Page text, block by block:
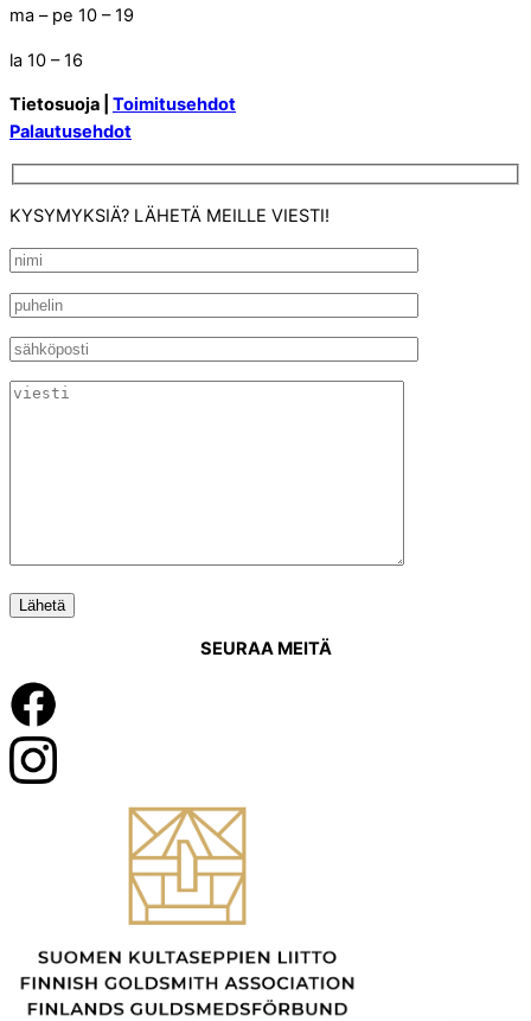
ma – pe 10 – 19
la 10 – 16
Tietosuoja | Toimitusehdot
Palautusehdot
KYSYMYKSIÄ? LÄHETÄ MEILLE VIESTI!
SEURAA MEITÄ